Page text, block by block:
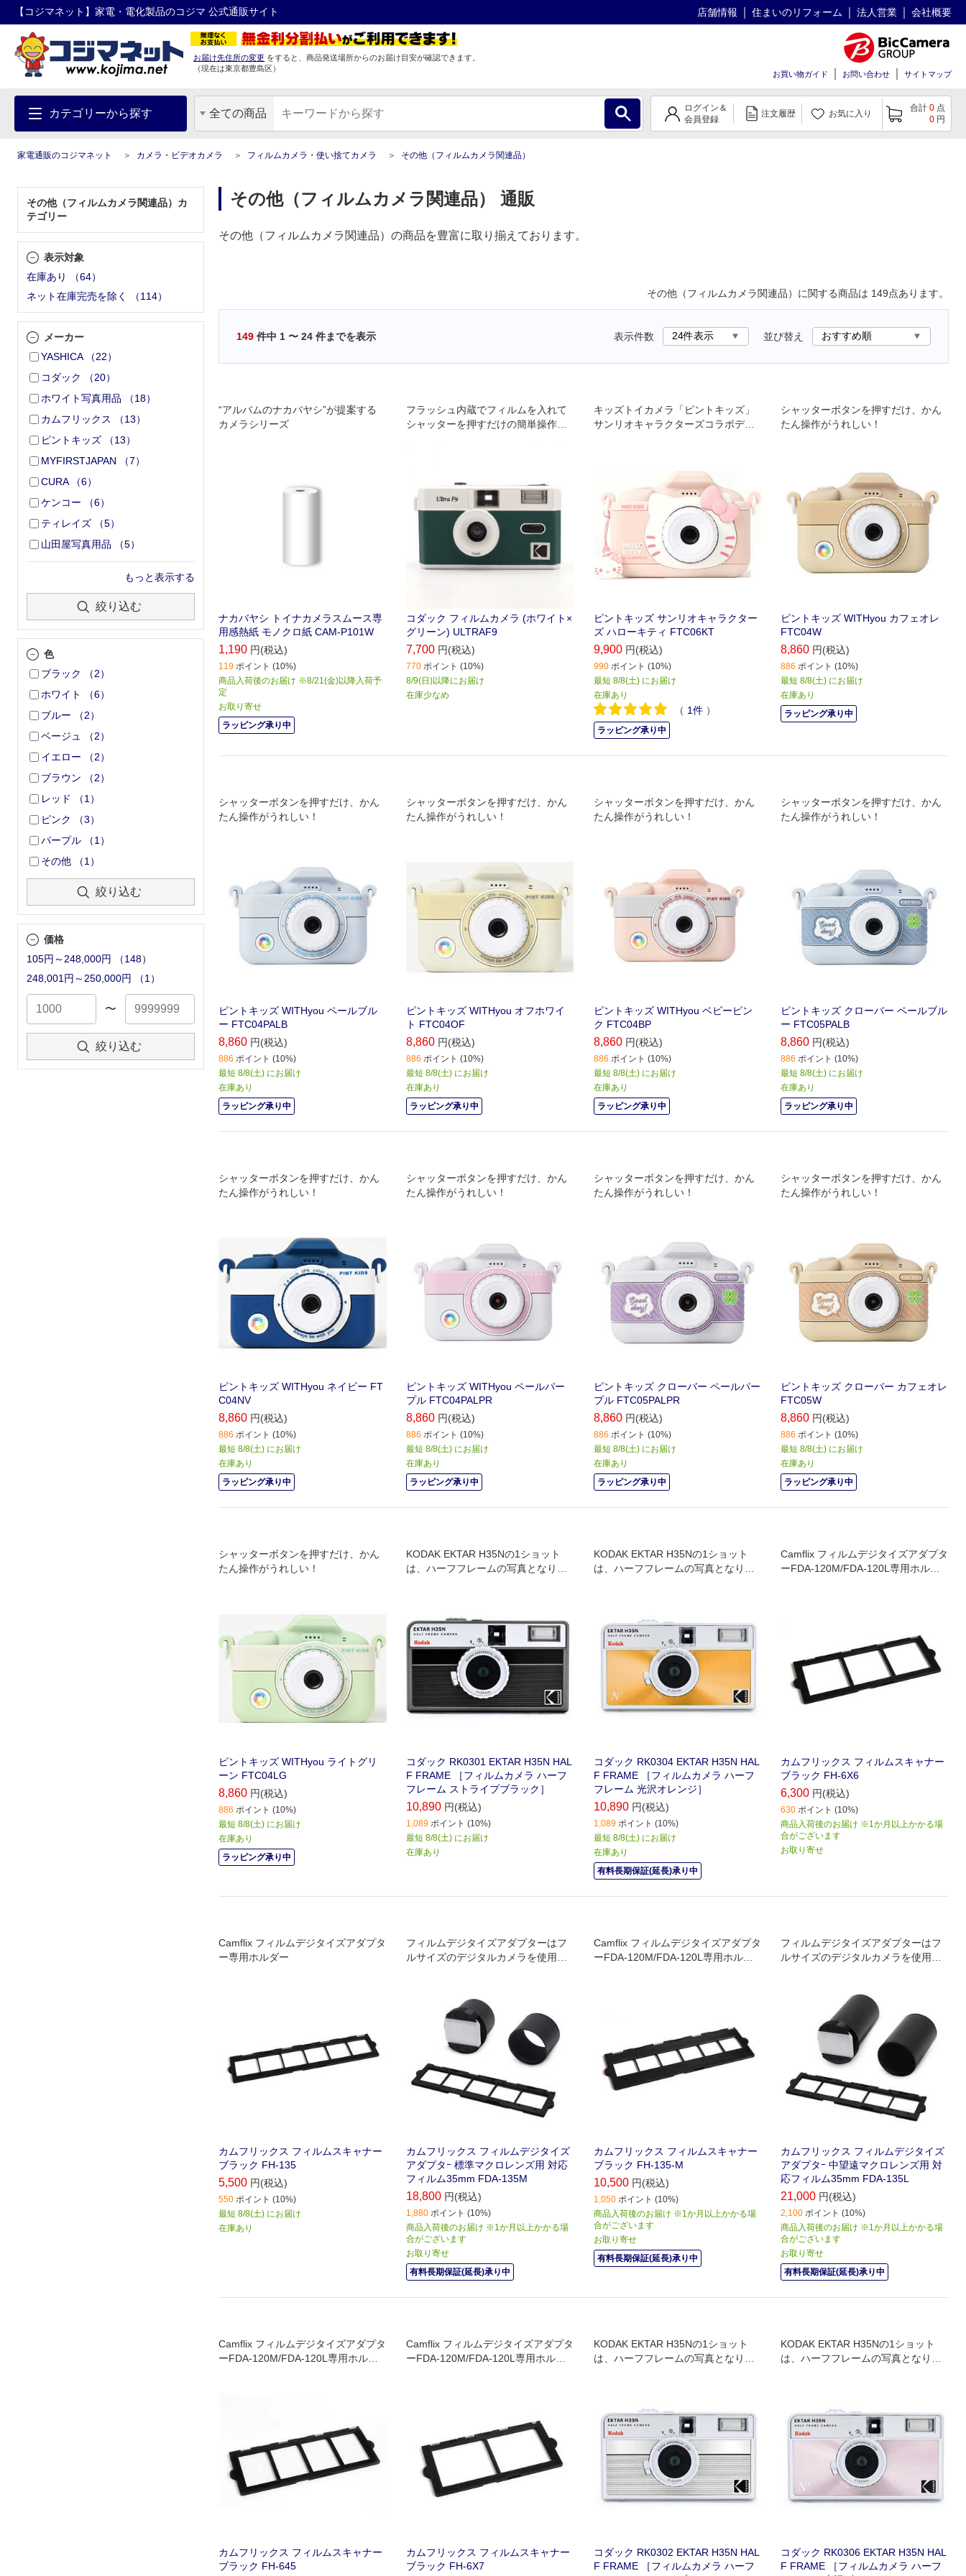
【コジマネット】家電・電化製品のコジマ 公式通販サイト 店舗情報 住まいのリフォーム 法人営業 会社概要
お届け先住所の変更 をすると、商品発送場所からのお届け目安が確認できます。
（現在は東京都豊島区）
お買い物ガイド お問い合わせ サイトマップ
カテゴリーから探す 全ての商品
ログイン＆
会員登録
注文履歴 お気に入り
合計 0 点
0 円
家電通販のコジマネット カメラ・ビデオカメラ フィルムカメラ・使い捨てカメラ その他（フィルムカメラ関連品）
その他（フィルムカメラ関連品）カ
テゴリー
表示対象
在庫あり
（64）
ネット在庫完売を除く
（114）
メーカー
YASHICA
（22）
コダック
（20）
ホワイト写真用品
（18）
カムフリックス
（13）
ピントキッズ
（13）
MYFIRSTJAPAN
（7）
CURA
（6）
ケンコー
（6）
ティレイズ
（5）
山田屋写真用品
（5）
もっと表示する
絞り込む
色
ブラック
（2）
ホワイト
（6）
ブルー
（2）
ベージュ
（2）
イエロー
（2）
ブラウン
（2）
レッド
（1 ）
ピンク
（3）
パープル
（1 ）
その他
（1 ）
絞り込む
価格
105円～248,000円
（148）
248,001円～250,000円
（1 ）
〜
絞り込む
その他（フィルムカメラ関連品） 通販
その他（フィルムカメラ関連品）の商品を豊富に取り揃えております。
その他（フィルムカメラ関連品） に関する商品は 149点あります。
149 件中 1 〜 24 件までを表示 表示件数 並び替え
“アルバムのナカバヤシ”が提案する
カメラシリーズ
ナカバヤシ トイナカメラスムース専
用感熱紙 モノクロ紙 CAM-P101W
1,190 円(税込)
119 ポイント (10%)
商品入荷後のお届け ※8/21(金)以降入荷予
定
お取り寄せ
ラッピング承り中
フラッシュ内蔵でフィルムを入れて
シャッターを押すだけの簡単操作フ
コダック フィルムカメラ (ホワイト×
グリーン) ULTRAF9
7,700 円(税込)
770 ポイント (10%)
8/9(日)以降にお届け
在庫少なめ
キッズトイカメラ「ピントキッズ」
サンリオキャラクターズコラボデザ
ピントキッズ サンリオキャラクター
ズ ハローキティ FTC06KT
9,900 円(税込)
990 ポイント (10%)
最短 8/8(土) にお届け
在庫あり
（ 1件 ）
ラッピング承り中
シャッターボタンを押すだけ、かん
たん操作がうれしい！
ピントキッズ WITHyou カフェオレ
FTC04W
8,860 円(税込)
886 ポイント (10%)
最短 8/8(土) にお届け
在庫あり
ラッピング承り中
シャッターボタンを押すだけ、かん
たん操作がうれしい！
ピントキッズ WITHyou ペールブル
ー FTC04PALB
8,860 円(税込)
886 ポイント (10%)
最短 8/8(土) にお届け
在庫あり
ラッピング承り中
シャッターボタンを押すだけ、かん
たん操作がうれしい！
ピントキッズ WITHyou オフホワイ
ト FTC04OF
8,860 円(税込)
886 ポイント (10%)
最短 8/8(土) にお届け
在庫あり
ラッピング承り中
シャッターボタンを押すだけ、かん
たん操作がうれしい！
ピントキッズ WITHyou ベビーピン
ク FTC04BP
8,860 円(税込)
886 ポイント (10%)
最短 8/8(土) にお届け
在庫あり
ラッピング承り中
シャッターボタンを押すだけ、かん
たん操作がうれしい！
ピントキッズ クローバー ペールブル
ー FTC05PALB
8,860 円(税込)
886 ポイント (10%)
最短 8/8(土) にお届け
在庫あり
ラッピング承り中
シャッターボタンを押すだけ、かん
たん操作がうれしい！
ピントキッズ WITHyou ネイビー FT
C04NV
8,860 円(税込)
886 ポイント (10%)
最短 8/8(土) にお届け
在庫あり
ラッピング承り中
シャッターボタンを押すだけ、かん
たん操作がうれしい！
ピントキッズ WITHyou ペールパー
プル FTC04PALPR
8,860 円(税込)
886 ポイント (10%)
最短 8/8(土) にお届け
在庫あり
ラッピング承り中
シャッターボタンを押すだけ、かん
たん操作がうれしい！
ピントキッズ クローバー ペールパー
プル FTC05PALPR
8,860 円(税込)
886 ポイント (10%)
最短 8/8(土) にお届け
在庫あり
ラッピング承り中
シャッターボタンを押すだけ、かん
たん操作がうれしい！
ピントキッズ クローバー カフェオレ
FTC05W
8,860 円(税込)
886 ポイント (10%)
最短 8/8(土) にお届け
在庫あり
ラッピング承り中
シャッターボタンを押すだけ、かん
たん操作がうれしい！
ピントキッズ WITHyou ライトグリ
ーン FTC04LG
8,860 円(税込)
886 ポイント (10%)
最短 8/8(土) にお届け
在庫あり
ラッピング承り中
KODAK EKTAR H35Nの1ショット
は、ハーフフレームの写真となりま
コダック RK0301 EKTAR H35N HAL
F FRAME ［フィルムカメラ ハーフ
フレーム ストライプブラック］
10,890 円(税込)
1,089 ポイント (10%)
最短 8/8(土) にお届け
在庫あり
KODAK EKTAR H35Nの1ショット
は、ハーフフレームの写真となりま
コダック RK0304 EKTAR H35N HAL
F FRAME ［フィルムカメラ ハーフ
フレーム 光沢オレンジ］
10,890 円(税込)
1,089 ポイント (10%)
最短 8/8(土) にお届け
在庫あり
有料長期保証(延長)承り中
Camflix フィルムデジタイズアダプタ
ーFDA-120M/FDA-120L専用ホルダ
カムフリックス フィルムスキャナー
ブラック FH-6X6
6,300 円(税込)
630 ポイント (10%)
商品入荷後のお届け ※1か月以上かかる場
合がございます
お取り寄せ
Camflix フィルムデジタイズアダプタ
ー専用ホルダー
カムフリックス フィルムスキャナー
ブラック FH-135
5,500 円(税込)
550 ポイント (10%)
最短 8/8(土) にお届け
在庫あり
フィルムデジタイズアダプターはフ
ルサイズのデジタルカメラを使用し
カムフリックス フィルムデジタイズ
アダプタｰ 標準マクロレンズ用 対応
フィルム35mm FDA-135M
18,800 円(税込)
1,880 ポイント (10%)
商品入荷後のお届け ※1か月以上かかる場
合がございます
お取り寄せ
有料長期保証(延長)承り中
Camflix フィルムデジタイズアダプタ
ーFDA-120M/FDA-120L専用ホルダ
カムフリックス フィルムスキャナー
ブラック FH-135-M
10,500 円(税込)
1,050 ポイント (10%)
商品入荷後のお届け ※1か月以上かかる場
合がございます
お取り寄せ
有料長期保証(延長)承り中
フィルムデジタイズアダプターはフ
ルサイズのデジタルカメラを使用し
カムフリックス フィルムデジタイズ
アダプタｰ 中望遠マクロレンズ用 対
応フィルム35mm FDA-135L
21,000 円(税込)
2,100 ポイント (10%)
商品入荷後のお届け ※1か月以上かかる場
合がございます
お取り寄せ
有料長期保証(延長)承り中
Camflix フィルムデジタイズアダプタ
ーFDA-120M/FDA-120L専用ホルダ
カムフリックス フィルムスキャナー
ブラック FH-645
Camflix フィルムデジタイズアダプタ
ーFDA-120M/FDA-120L専用ホルダ
カムフリックス フィルムスキャナー
ブラック FH-6X7
KODAK EKTAR H35Nの1ショット
は、ハーフフレームの写真となりま
コダック RK0302 EKTAR H35N HAL
F FRAME ［フィルムカメラ ハーフ
KODAK EKTAR H35Nの1ショット
は、ハーフフレームの写真となりま
コダック RK0306 EKTAR H35N HAL
F FRAME ［フィルムカメラ ハーフ